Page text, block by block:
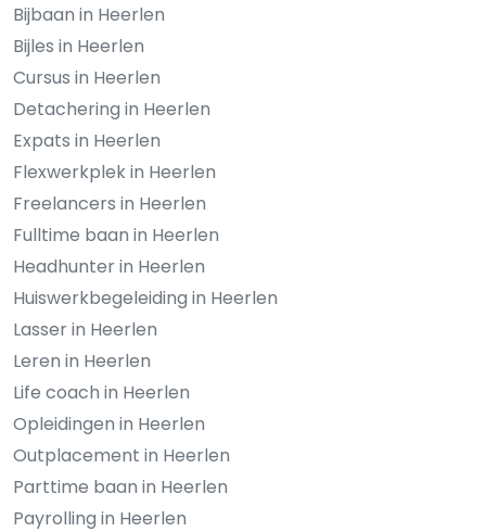
Bijbaan in Heerlen
Bijles in Heerlen
Cursus in Heerlen
Detachering in Heerlen
Expats in Heerlen
Flexwerkplek in Heerlen
Freelancers in Heerlen
Fulltime baan in Heerlen
Headhunter in Heerlen
Huiswerkbegeleiding in Heerlen
Lasser in Heerlen
Leren in Heerlen
Life coach in Heerlen
Opleidingen in Heerlen
Outplacement in Heerlen
Parttime baan in Heerlen
Payrolling in Heerlen